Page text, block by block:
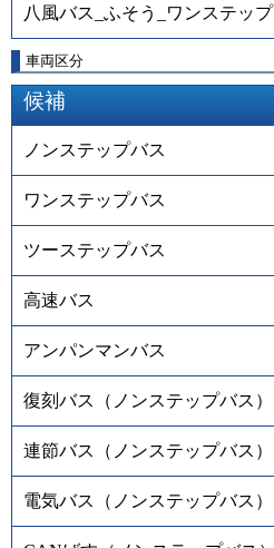
八風バス_ふそう_ワンステップ
車両区分
候補
ノンステップバス
ワンステップバス
ツーステップバス
高速バス
アンパンマンバス
復刻バス（ノンステップバス）
連節バス（ノンステップバス）
電気バス（ノンステップバス）